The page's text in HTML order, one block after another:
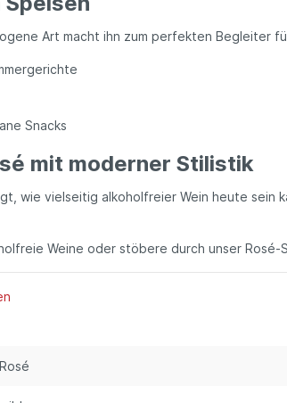
Art macht ihn zum perfekten Begleiter
Snacks
mit moderner Stilistik
wie vielseitig alkoholfreier Wein heute
Weine oder stöbere durch unser Rosé-
Rosé